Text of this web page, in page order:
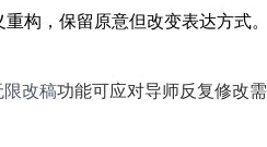
构，保留原意但改变表达方式。
限改稿功能可应对导师反复修改需